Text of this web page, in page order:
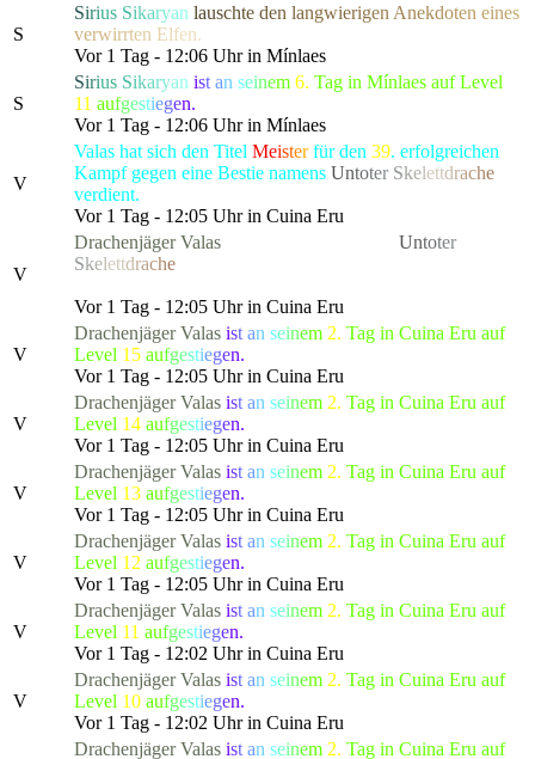
S
Sirius Sikaryan lauschte den langwierigen Anekdoten eines
verwirrten Elfen.
Vor 1 Tag - 12:06 Uhr in Mínlaes
S
Sirius Sikaryan ist an seinem 6. Tag in Mínlaes auf Level
11 aufgestiegen.
Vor 1 Tag - 12:06 Uhr in Mínlaes
V
Valas hat sich den Titel Meisterfür den 39. erfolgreichen
Kampf gegen eine Bestie namens Untoter Skelettdrache
verdient.
Vor 1 Tag - 12:05 Uhr in Cuina Eru
V
Drachenjäger Valas Untoter
Skelettdrache
Vor 1 Tag - 12:05 Uhr in Cuina Eru
V
Drachenjäger Valas ist an seinem 2. Tag in Cuina Eru auf
Level 15 aufgestiegen.
Vor 1 Tag - 12:05 Uhr in Cuina Eru
V
Drachenjäger Valas ist an seinem 2. Tag in Cuina Eru auf
Level 14 aufgestiegen.
Vor 1 Tag - 12:05 Uhr in Cuina Eru
V
Drachenjäger Valas ist an seinem 2. Tag in Cuina Eru auf
Level 13 aufgestiegen.
Vor 1 Tag - 12:05 Uhr in Cuina Eru
V
Drachenjäger Valas ist an seinem 2. Tag in Cuina Eru auf
Level 12 aufgestiegen.
Vor 1 Tag - 12:05 Uhr in Cuina Eru
V
Drachenjäger Valas ist an seinem 2. Tag in Cuina Eru auf
Level 11 aufgestiegen.
Vor 1 Tag - 12:02 Uhr in Cuina Eru
V
Drachenjäger Valas ist an seinem 2. Tag in Cuina Eru auf
Level 10 aufgestiegen.
Vor 1 Tag - 12:02 Uhr in Cuina Eru
Drachenjäger Valas ist an seinem 2. Tag in Cuina Eru auf